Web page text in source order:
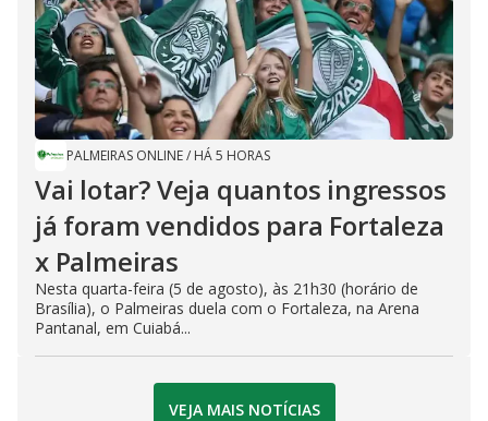
PALMEIRAS ONLINE/ HÁ 5 HORAS
Vai lotar? Veja quantos ingressos
já foram vendidos para Fortaleza
x Palmeiras
Nesta quarta-feira (5 de agosto), às 21h30 (horário de
Brasília), o Palmeiras duela com o Fortaleza, na Arena
Pantanal, em Cuiabá...
VEJA MAIS NOTÍCIAS